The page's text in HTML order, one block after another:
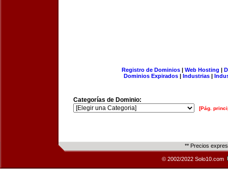
Registro de Dominios| Web Hosting |
Dominios Expirados | Industrias |
Categorías de Dominio:
[Pág.
** Precios
© 2002/2022 Solo10.com